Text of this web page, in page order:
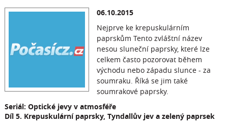
06.10.2015
Nejprve ke krepuskulárním
paprskům Tento zvláštní název
nesou sluneční paprsky, které lze
celkem často pozorovat během
východu nebo západu slunce - za
soumraku. Říká se jim také
soumrakové paprsky.
Seriál: Optické jevy v atmosféře
Díl 5. Krepuskulární paprsky, Tyndallův jev a zelený paprsek